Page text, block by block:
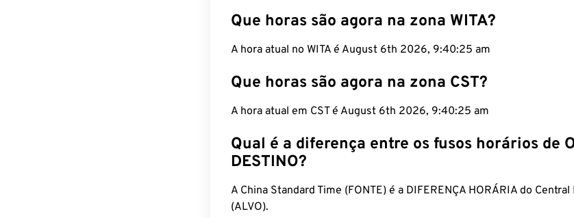
Que horas são agora na zona WITA?
A hora atual no WITA é August 6th 2026, 9:40:26 am
Que horas são agora na zona CST?
A hora atual em CST é August 6th 2026, 9:40:26 am
Qual é a diferença entre os fusos horários de
DESTINO?
A China Standard Time (FONTE) é a DIFERENÇA HORÁRIA do
(ALVO).